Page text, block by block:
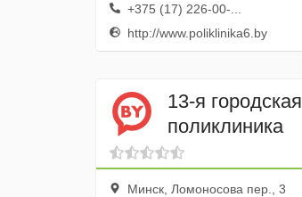
+375 (17) 226-00-...
http://www.poliklinika6.by
13-я городская
поликлиника
Минск, Ломоносова пер., 3